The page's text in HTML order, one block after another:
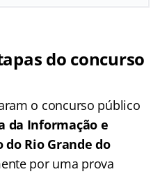
do concurso
o concurso público
da Informação e
do Rio Grande do
por uma prova